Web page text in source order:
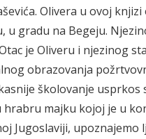
Olivera u ovoj
gradu na Begeju.
je Oliveru i njezinog
obrazovanja
školovanje usprkos
majku kojoj je u
Jugoslaviji, upoznajemo